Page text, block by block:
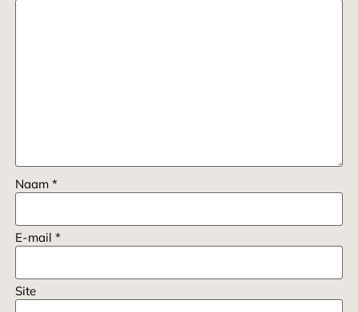
Naam*
E-mail*
Site